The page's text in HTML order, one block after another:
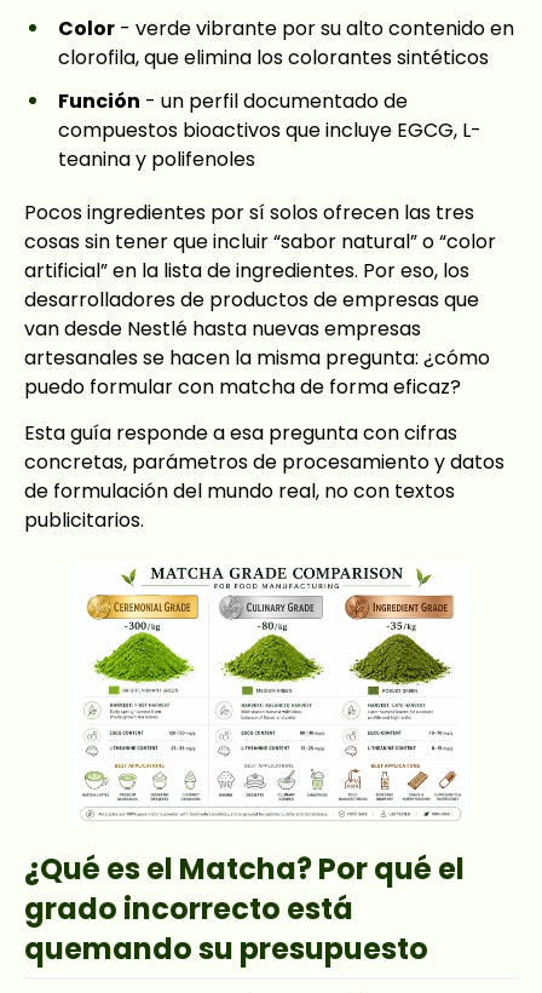
Color - verde vibrante por su alto contenido en
clorofila, que elimina los colorantes sintéticos
Función - un perfil documentado de
compuestos bioactivos que incluye EGCG, L-
teanina y polifenoles
Pocos ingredientes por sí solos ofrecen las tres
cosas sin tener que incluir “sabor natural” o “color
artificial” en la lista de ingredientes. Por eso, los
desarrolladores de productos de empresas que
van desde Nestlé hasta nuevas empresas
artesanales se hacen la misma pregunta: ¿cómo
puedo formular con matcha de forma eficaz?
Esta guía responde a esa pregunta con cifras
concretas, parámetros de procesamiento y datos
de formulación del mundo real, no con textos
publicitarios.
¿Qué es el Matcha? Por qué el
grado incorrecto está
quemando su presupuesto